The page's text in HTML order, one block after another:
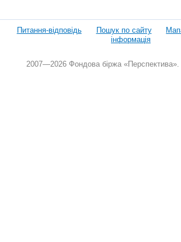
Питання-відповідь Пошук по сайту
інформація
2007—2026 Фондова біржа «Перспектива».